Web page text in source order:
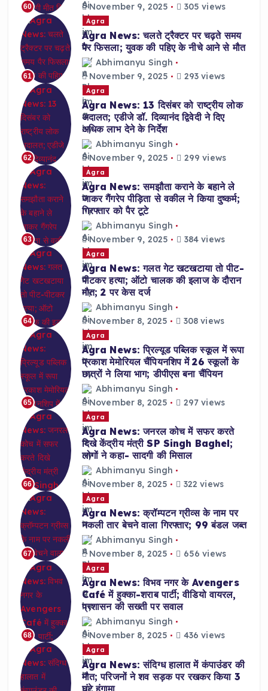
60
November 9, 2025
305 views
61
Agra
Agra News: चलते ट्रैक्टर पर चढ़ते समय
पैर फिसला; युवक की पहिए के नीचे आने से मौत
Abhimanyu Singh
November 9, 2025
293 views
62
Agra
Agra News: 13 दिसंबर को राष्ट्रीय लोक
अदालत; एडीजे डॉ. दिव्यानंद द्विवेदी ने दिए
अधिक लाभ देने के निर्देश
Abhimanyu Singh
November 9, 2025
299 views
63
Agra
Agra News: समझौता कराने के बहाने ले
जाकर गैंगरेप पीड़िता से वकील ने किया दुष्कर्म;
गिरफ्तार को पैर टूटे
Abhimanyu Singh
November 9, 2025
384 views
64
Agra
Agra News: गलत गेट खटखटाया तो पीट-
पीटकर हत्या; ऑटो चालक की इलाज के दौरान
मौत; 2 पर केस दर्ज
Abhimanyu Singh
November 8, 2025
308 views
65
Agra
Agra News: प्रिल्यूड पब्लिक स्कूल में रूपा
प्रकाश मेमोरियल चैंपियनशिप में 26 स्कूलों के
छात्रों ने लिया भाग; डीपीएस बना चैंपियन
Abhimanyu Singh
November 8, 2025
297 views
66
Agra
Agra News: जनरल कोच में सफर करते
दिखे केंद्रीय मंत्री SP Singh Baghel;
लोगों ने कहा- सादगी की मिसाल
Abhimanyu Singh
November 8, 2025
322 views
67
Agra
Agra News: क्रॉम्पटन ग्रीव्स के नाम पर
नकली तार बेचने वाला गिरफ्तार; 99 बंडल जब्त
Abhimanyu Singh
November 8, 2025
656 views
68
Agra
Agra News: विभव नगर के Avengers
Café में हुक्का-शराब पार्टी; वीडियो वायरल,
प्रशासन की सख्ती पर सवाल
Abhimanyu Singh
November 8, 2025
436 views
Agra
Agra News: संदिग्ध हालात में कंपाउंडर की
मौत; परिजनों ने शव सड़क पर रखकर किया 3
घंटे हंगामा